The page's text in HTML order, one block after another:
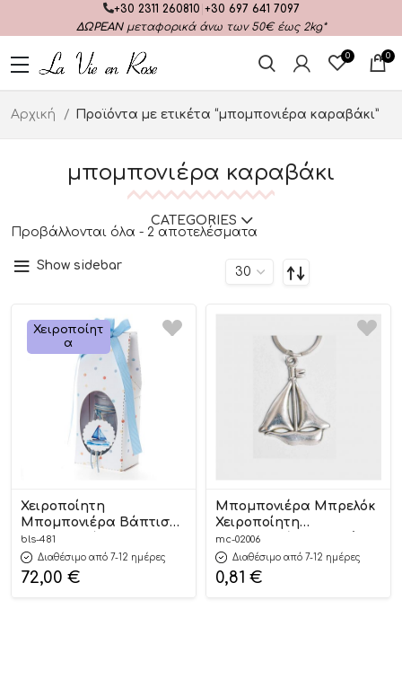
+30 2311 260810 +30 697 641 7097
ΔΩΡΕΑΝμεταφορικά άνω των 50€ έως 2kg*
0 0
Αρχική Προϊόντα με ετικέτα “μπομπονιέρα καραβάκι”
μπομπονιέρα καραβάκι
CATEGORIES
Προβάλλονται όλα - 2 αποτελέσματα
Show sidebar
Χειροποίητ
Α
Χειροποίητη
Μπομπονιέρα Βάπτισης
Άλατα Μπάνιου σε
Τσαντάκι Καραβάκι για
Αγόρια ΜΠΑ 481 (16x6cm)
24τμχ || Bellissimo
bls-481
Διαθέσιμο από 7-12 ημέρες
72,00 €
Μπομπονιέρα Μπρελόκ
Χειροποίητη
Μπομπονιέρα Υψηλής
Ποιότητας | 02006
Mouchtaris
mc-02006
Διαθέσιμο από 7-12 ημέρες
0,81 €